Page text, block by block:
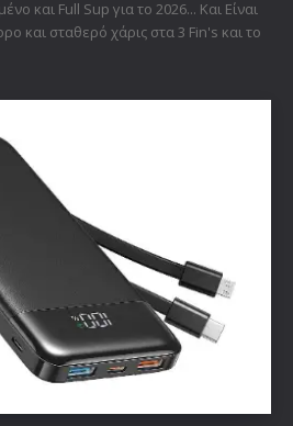
και Full Sup για το 2026... Και Είναι
και σταθερό χάρις στα 3 Fin's και το